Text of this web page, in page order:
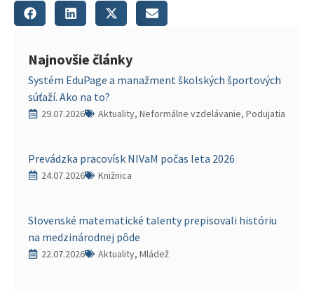
Najnovšie články
Systém EduPage a manažment školských športových
súťaží. Ako na to?
29.07.2026 Aktuality, Neformálne vzdelávanie, Podujatia
Prevádzka pracovísk NIVaM počas leta 2026
24.07.2026 Knižnica
Slovenské matematické talenty prepisovali históriu
na medzinárodnej pôde
22.07.2026 Aktuality, Mládež